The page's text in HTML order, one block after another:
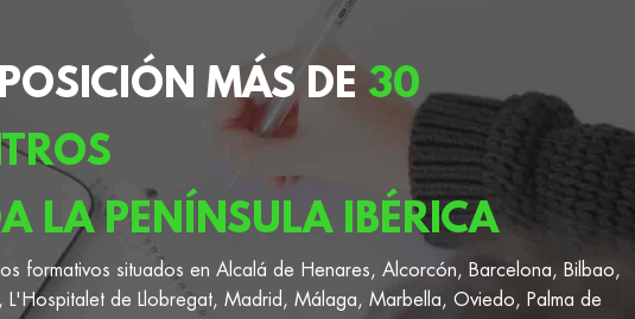
MÁS DE 30
LA PENÍNSULA IBÉRICA
formativos situados en Alcalá de Henares, Alcorcón, Barcelona, Bilbao,
de Llobregat, Madrid, Málaga, Marbella, Oviedo, Palma de